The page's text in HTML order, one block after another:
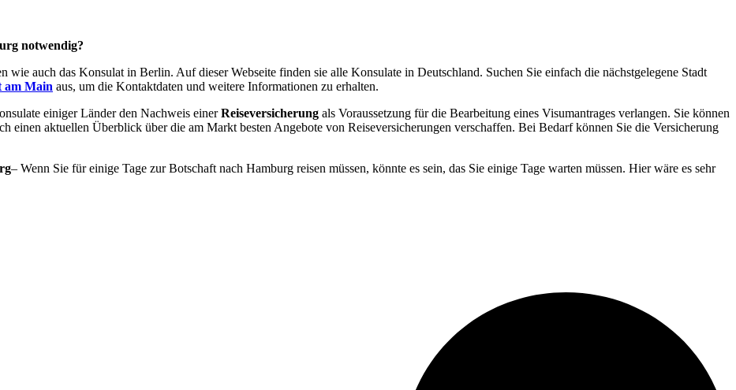
notwendig?
wie auch das Konsulat in Berlin. Auf dieser Webseite finden sie alle Konsulate in Deutschland. Suchen Sie einfach die nächstgelegene Stadt
Main aus, um die Kontaktdaten und weitere Informationen zu erhalten.
einiger Länder den Nachweis einerReiseversicherung als Voraussetzung für die Bearbeitung eines Visumantrages verlangen. Sie können
einen aktuellen Überblick über die am Markt besten Angebote von Reiseversicherungen verschaffen. Bei Bedarf können Sie die Versicherung
– Wenn Sie für einige Tage zur Botschaft nach Hamburg reisen müssen, könnte es sein, das Sie einige Tage warten müssen. Hier wäre es sehr